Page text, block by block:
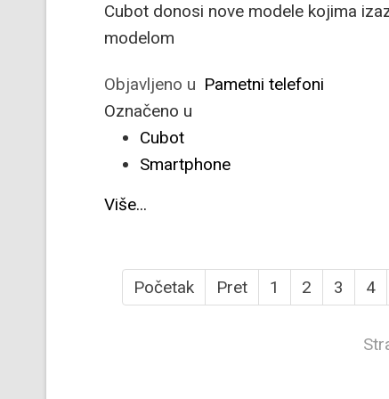
Cubot donosi nove modele kojima
modelom
Objavljeno u Pametni telefoni
Označeno u
Cubot
Smartphone
Više...
Početak Pret 1 2 3 4